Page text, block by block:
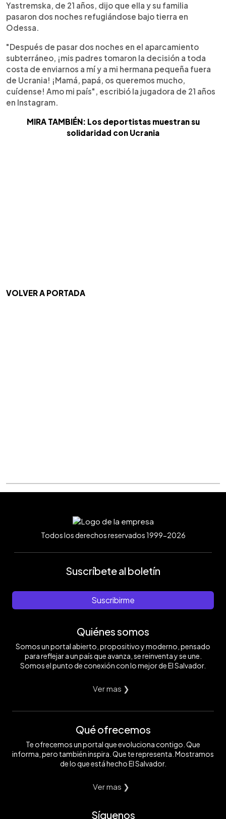
Yastremska, de 21 años, dijo que ella y su familia
pasaron dos noches refugiándose bajo tierra en
Odessa.
"Después de pasar dos noches en el aparcamiento
subterráneo, ¡mis padres tomaron la decisión a toda
costa de enviarnos a mí y a mi hermana pequeña fuera
de Ucrania! ¡Mamá, papá, os queremos mucho,
cuídense! Amo mi país", escribió la jugadora de 21 años
en Instagram.
MIRA TAMBIÉN: Los deportistas muestran su
solidaridad con Ucrania
VOLVER A PORTADA
Todos los derechos reservados 1999-2026
Suscríbete al boletín
Suscribirme
Quiénes somos
Somos un portal abierto, propositivo y moderno, pensado
para reflejar a un país que avanza, se reinventa y se une.
Somos el punto de conexión con lo mejor de El Salvador.
Ver mas ❯
Qué ofrecemos
Te ofrecemos un portal que evoluciona contigo. Que
informa, pero también inspira. Que te representa. Mostramos
de lo que está hecho El Salvador.
Ver mas ❯
Síguenos